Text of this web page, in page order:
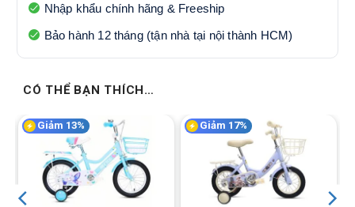
Nhập khẩu chính hãng & Freeship
Bảo hành 12 tháng (tận nhà tại nội thành HCM)
CÓ THỂ BẠN THÍCH…
Giảm 13% Giảm 17%